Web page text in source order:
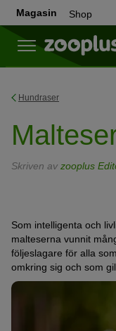
Magasin Shop
Hundraser
Skriven av zooplus
Som intelligenta och
malteserna vunnit
följeslagare för alla
omkring sig och som